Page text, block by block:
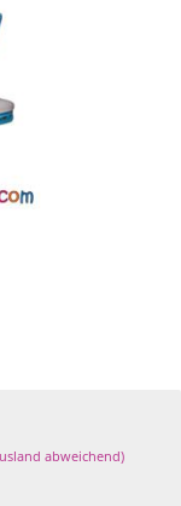
abweichend)